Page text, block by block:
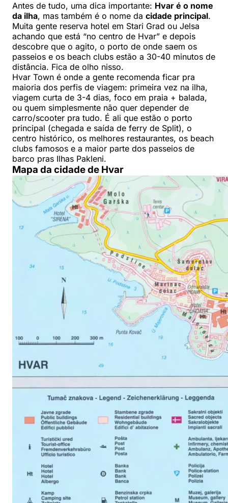
Antes de tudo, uma dica importante: Hvar é o nome
da ilha, mas também é o nome da cidade principal.
Muita gente reserva hotel em Stari Grad ou Jelsa
achando que está “no centro de Hvar” e depois
descobre que o agito, o porto de onde saem os
passeios e os beach clubs estão a 30-40 minutos de
distância. Fica de olho nisso.
Hvar Town é onde a gente recomenda ficar pra
maioria dos perfis de viagem: primeira vez na ilha,
viagem curta de 3-4 dias, foco em praia + balada,
ou quem simplesmente não quer depender de
carro/scooter pra tudo. É ali que estão o porto
principal (chegada e saída de ferry de Split), o
centro histórico, os melhores restaurantes, os beach
clubs famosos e a maior parte dos passeios de
barco pras Ilhas Pakleni.
Mapa da cidade de Hvar